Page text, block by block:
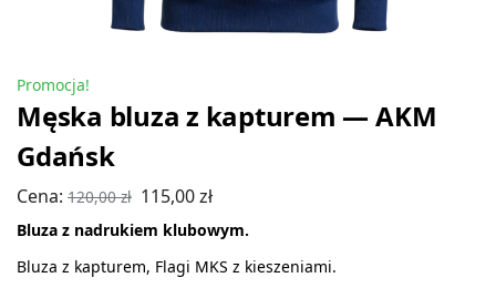
Promocja!
Męska bluza z kapturem — AKM
Gdańsk
Cena: 120,00zł 115,00zł
Bluza z nadrukiem klubowym.
Bluza z kapturem, Flagi MKS z kieszeniami.